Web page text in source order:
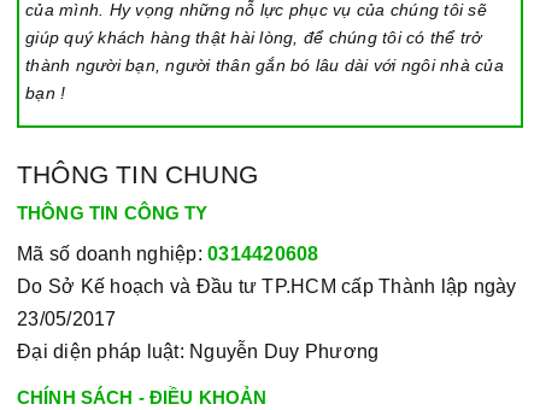
của mình. Hy vọng những nỗ lực phục vụ của chúng tôi sẽ
giúp quý khách hàng thật hài lòng, để chúng tôi có thể trở
thành người bạn, người thân gắn bó lâu dài với ngôi nhà của
bạn !
THÔNG TIN CHUNG
THÔNG TIN CÔNG TY
Mã số doanh nghiệp: 0314420608
Do Sở Kế hoạch và Đầu tư TP.HCM cấp Thành lập ngày
23/05/2017
Đại diện pháp luật: Nguyễn Duy Phương
CHÍNH SÁCH - ĐIỀU KHOẢN